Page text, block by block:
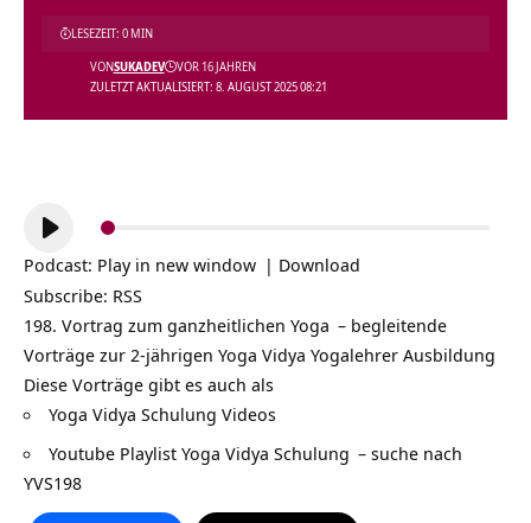
ZULETZT AKTUALISIERT: 8. AUGUST 2025 08:21
VONSUKADEV VOR 16 JAHREN
LESEZEIT: 0 MIN
Audio-
Player
Podcast: Play in new window | Download
Subscribe: RSS
198. Vortrag zum ganzheitlichen Yoga – begleitende
Vorträge zur 2-jährigen Yoga Vidya Yogalehrer Ausbildung
Diese Vorträge gibt es auch als
Yoga Vidya Schulung Videos
Youtube Playlist Yoga Vidya Schulung – suche nach
YVS198